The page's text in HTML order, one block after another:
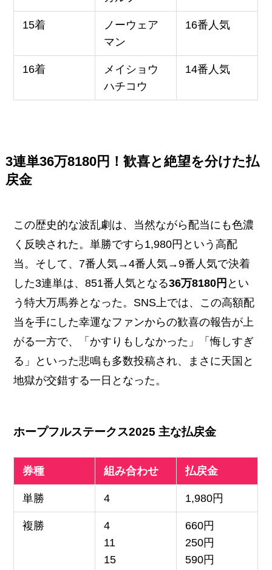
15着
ノーウェア
マン
16番人気
16着
メイショウ
ハチコウ
14番人気
3連単36万8180円！歓喜と絶望を分けた払
戻金
この歴史的な波乱劇は、当然ながら配当にも色濃
く反映された。単勝ですら1,980円という高配
当。そして、7番人気→4番人気→9番人気で決着
した3連単は、851番人気となる36万8180円 とい
う特大万馬券となった。SNS上では、この高額配
当を手にした幸運なファンからの歓喜の報告が上
がる一方で、「かすりもしなかった」「悔しすぎ
る」といった悲鳴も多数投稿され、まさに天国と
地獄が交錯する一日となった。
ホープフルステークス2025 主な払戻金
券種 組み合わせ 払戻金
単勝 4 1,980円
複勝
4
11
15
660円
250円
590円